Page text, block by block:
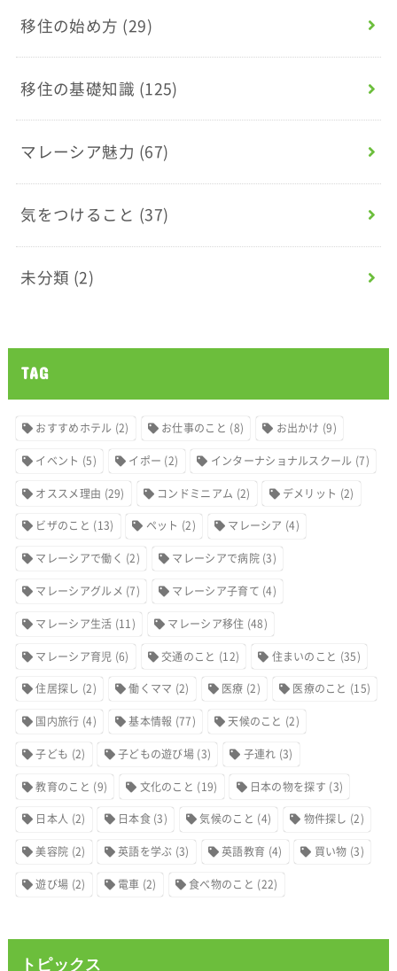
移住の始め方 (29)
移住の基礎知識 (125)
マレーシア魅力 (67)
気をつけること (37)
未分類 (2)
TAG
おすすめホテル (2) お仕事のこと (8) お出かけ (9)
イベント (5) イポー (2) インターナショナルスクール (7)
オススメ理由 (29) コンドミニアム (2) デメリット (2)
ビザのこと (13) ペット (2) マレーシア (4)
マレーシアで働く (2) マレーシアで病院(3)
マレーシアグルメ (7) マレーシア子育て (4)
マレーシア生活 (11) マレーシア移住 (48)
マレーシア育児 (6) 交通のこと (12) 住まいのこと (35)
住居探し (2) 働くママ (2) 医療 (2) 医療のこと (15)
国内旅行 (4) 基本情報 (77) 天候のこと (2)
子ども (2) 子どもの遊び場 (3) 子連れ (3)
教育のこと (9) 文化のこと (19) 日本の物を探す (3)
日本人 (2) 日本食(3) 気候のこと (4) 物件探し (2)
美容院 (2) 英語を学ぶ (3) 英語教育 (4) 買い物 (3)
遊び場 (2) 電車 (2) 食べ物のこと (22)
トピックス